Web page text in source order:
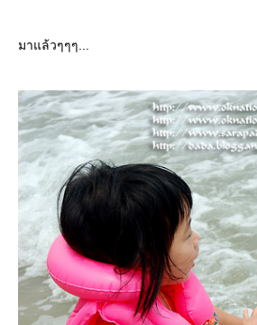
มาแล้วๆๆๆ...